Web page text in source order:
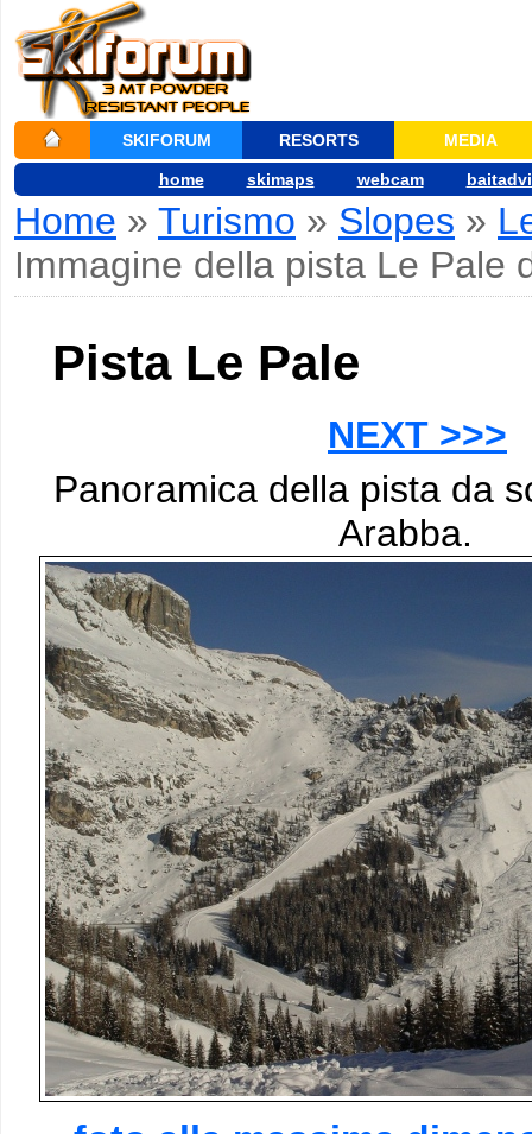
SKIFORUM RESORTS MEDIA
home skimaps webcam
Home » Turismo » Slopes »
Immagine della pista Le Pale
Pista Le Pale
NEXT >>>
Panoramica della pista da
Arabba.